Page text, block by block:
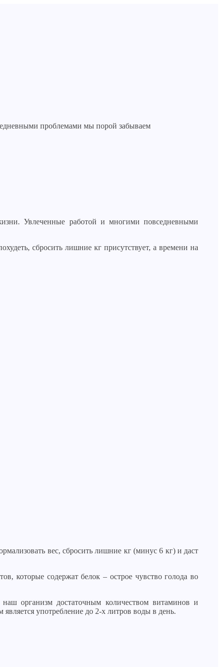
проблемами мы порой забываем
Увлеченные работой и многими повседневными
сбросить лишние кг присутствует, а времени на
вес, сбросить лишние кг (минус 6 кг) и даст
которые содержат белок – острое чувство голода во
организм достаточным количеством витаминов и
употребление до 2-х литров воды в день.